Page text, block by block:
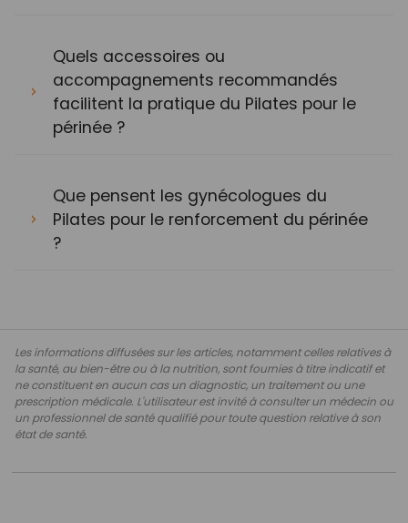
Quels accessoires ou
accompagnements recommandés
facilitent la pratique du Pilates pour le
périnée ?
Que pensent les gynécologues du
Pilates pour le renforcement du périnée
?
Les informations diffusées sur les articles, notamment celles relatives à
la santé, au bien-être ou à la nutrition, sont fournies à titre indicatif et
ne constituent en aucun cas un diagnostic, un traitement ou une
prescription médicale. L'utilisateur est invité à consulter un médecin ou
un professionnel de santé qualifié pour toute question relative à son
état de santé.